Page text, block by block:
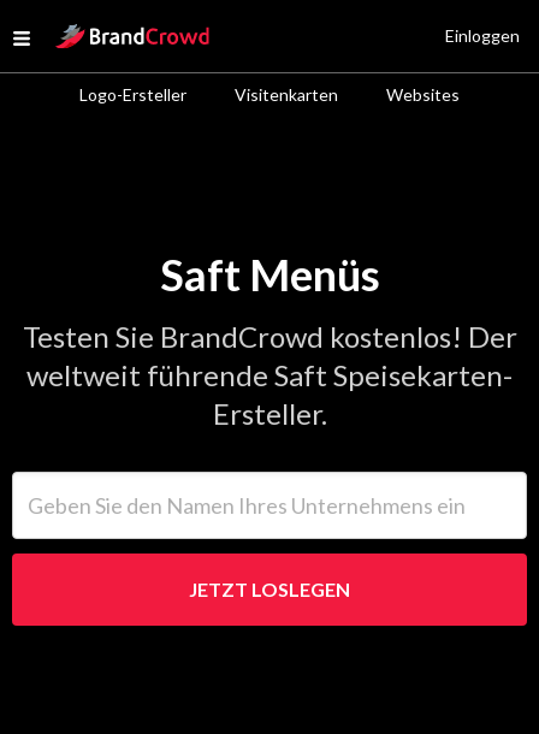
Open menu
Site Logo
Logo-Ersteller Visitenkarten Websites
Einloggen
Saft Menüs
Testen Sie BrandCrowd kostenlos! Der
weltweit führende Saft Speisekarten-
Ersteller.
JETZT LOSLEGEN